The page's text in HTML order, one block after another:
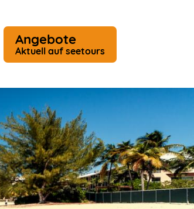
Angebote
Aktuell auf seetours